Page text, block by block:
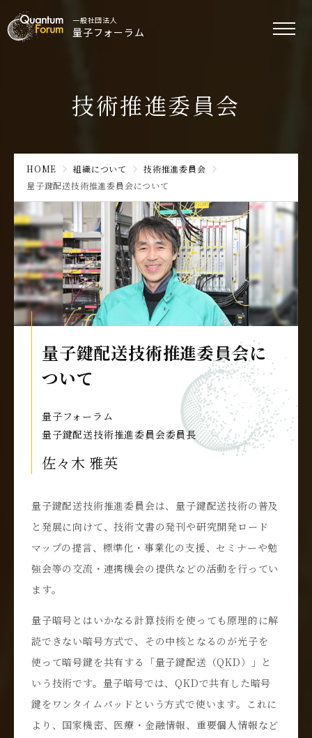
一般社団法人
量子フォーラム
技術推進委員会
HOME 組織について
技術推進委員会
量子鍵配送技術推進委員会について
量子鍵配送技術推進委員会に
ついて
量子フォーラム
量子鍵配送技術推進委員会委員長
佐々木 雅英
量子鍵配送技術推進委員会は、量子鍵配送技術の普及
と発展に向けて、技術文書の発刊や研究開発ロード
マップの提言、標準化・事業化の支援、セミナーや勉
強会等の交流・連携機会の提供などの活動を行ってい
ます。
量子暗号とはいかなる計算技術を使っても原理的に解
読できない暗号方式で、その中核となるのが光子を
使って暗号鍵を共有する「量子鍵配送（QKD）」と
いう技術です。量子暗号では、QKDで共有した暗号
鍵をワンタイムパッドという方式で使います。これに
より、国家機密、医療・金融情報、重要個人情報など